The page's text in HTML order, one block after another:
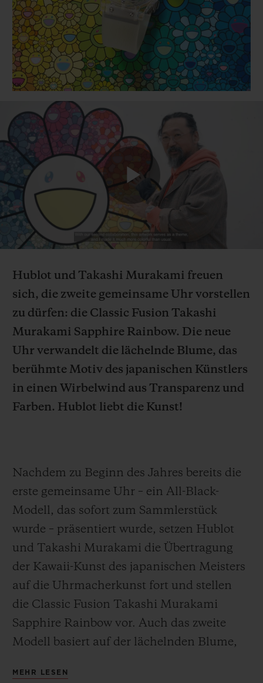
Play
Hublot und Takashi Murakami freuen
sich, die zweite gemeinsame Uhr vorstellen
zu dürfen: die Classic Fusion Takashi
Murakami Sapphire Rainbow. Die neue
Uhr verwandelt die lächelnde Blume, das
berühmte Motiv des japanischen Künstlers
in einen Wirbelwind aus Transparenz und
Farben. Hublot liebt die Kunst!
Nachdem zu Beginn des Jahres bereits die
erste gemeinsame Uhr – ein All-Black-
Modell, das sofort zum Sammlerstück
wurde – präsentiert wurde, setzen Hublot
und Takashi Murakami die Übertragung
der Kawaii-Kunst des japanischen Meisters
auf die Uhrmacherkunst fort und stellen
die Classic Fusion Takashi Murakami
Sapphire Rainbow vor. Auch das zweite
Modell basiert auf der lächelnden Blume,
statt in schlichtem Schwarz präsentiert sie
MEHR LESEN
BIG BANG
SUMMER MULTI-
COLORED CERAMIC
PEACH CERAMIC
SPIRIT OF BIG
ESSENTIAL
EXKLUSIV
EXKLUSIVE DIENSTLEISTUNGEN
VORAUSSICHTLICHE LIEFERZEIT
KOSTENLOSE LIEFERUNG & RÜCKSENDUNGEN
SICHERE BEZAHLUNG